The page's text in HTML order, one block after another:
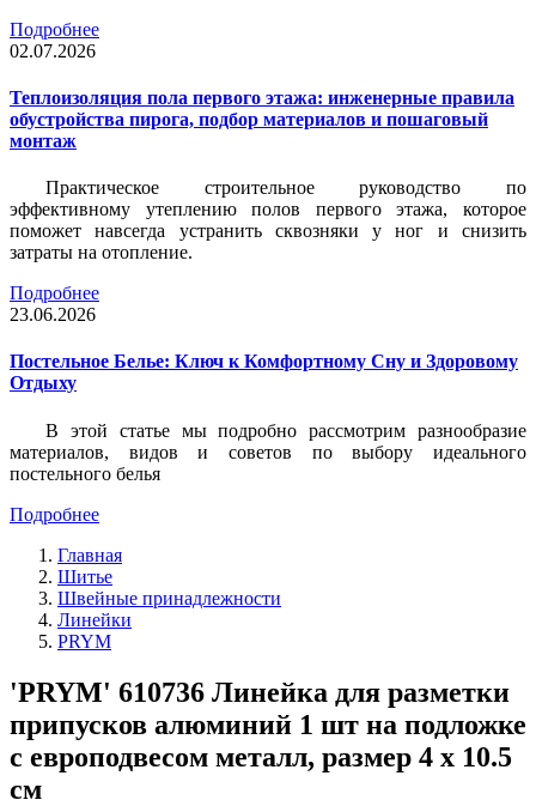
Подробнее
02.07.2026
Теплоизоляция пола первого этажа: инженерные правила
обустройства пирога, подбор материалов и пошаговый
монтаж
Практическое строительное руководство по
эффективному утеплению полов первого этажа, которое
поможет навсегда устранить сквозняки у ног и снизить
затраты на отопление.
Подробнее
23.06.2026
Постельное Белье: Ключ к Комфортному Сну и Здоровому
Отдыху
В этой статье мы подробно рассмотрим разнообразие
материалов, видов и советов по выбору идеального
постельного белья
Подробнее
Главная
Шитье
Швейные принадлежности
Линейки
PRYM
'PRYM' 610736 Линейка для разметки
припусков алюминий 1 шт на подложке
с европодвесом металл, размер 4 х 10.5
см